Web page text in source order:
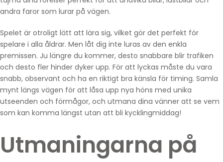
andra faror som lurar på vägen.
Spelet är otroligt lätt att lära sig, vilket gör det perfekt för
spelare i alla åldrar. Men låt dig inte luras av den enkla
premissen. Ju längre du kommer, desto snabbare blir trafiken
och desto fler hinder dyker upp. För att lyckas måste du vara
snabb, observant och ha en riktigt bra känsla för timing. Samla
mynt längs vägen för att låsa upp nya höns med unika
utseenden och förmågor, och utmana dina vänner att se vem
som kan komma längst utan att bli kycklingmiddag!
Utmaningarna på